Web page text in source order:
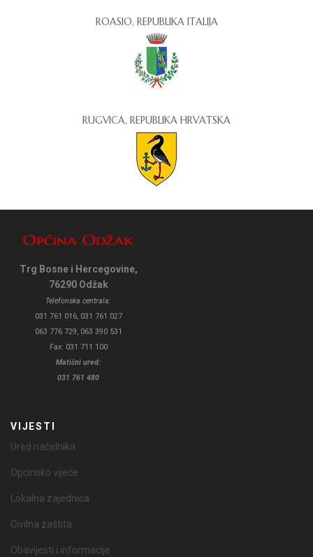
ROASIO, REPUBLIKA ITALIJA
RUGVICA, REPUBLIKA HRVATSKA
Trg Bosne i Hercegovine,
76290 Odžak
Telefonska centrala:
031 761 016, 031 761 027
063 776 729, 063 390 531
Fax: 031 711 100
Matični ured:
031 761 480
VIJESTI
Ured načelnika
Općinsko vijeće
Lokalna zajednica
Civilna zaštita
Obavijesti i informacije